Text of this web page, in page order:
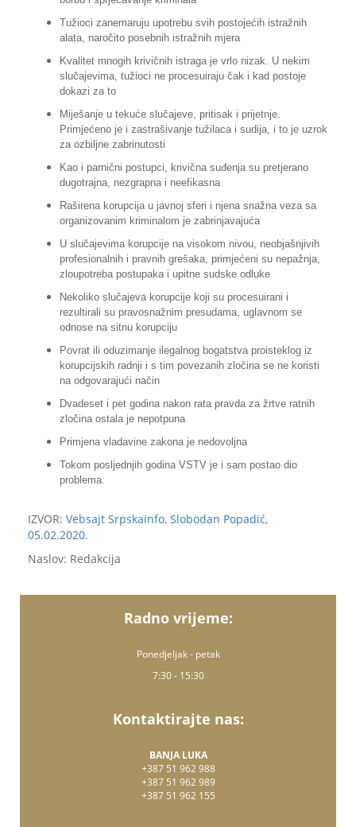
Tužioci zanemaruju upotrebu svih postojećih istražnih
alata, naročito posebnih istražnih mjera
Kvalitet mnogih krivičnih istraga je vrlo nizak. U nekim
slučajevima, tužioci ne procesuiraju čak i kad postoje
dokazi za to
Miješanje u tekuće slučajeve, pritisak i prijetnje.
Primjećeno je i zastrašivanje tužilaca i sudija, i to je uzrok
za ozbiljne zabrinutosti
Kao i parnični postupci, krivična suđenja su pretjerano
dugotrajna, nezgrapna i neefikasna
Raširena korupcija u javnoj sferi i njena snažna veza sa
organizovanim kriminalom je zabrinjavajuća
U slučajevima korupcije na visokom nivou, neobjašnjivih
profesionalnih i pravnih grešaka, primjećeni su nepažnja,
zloupotreba postupaka i upitne sudske odluke
Nekoliko slučajeva korupcije koji su procesuirani i
rezultirali su pravosnažnim presudama, uglavnom se
odnose na sitnu korupciju
Povrat ili oduzimanje ilegalnog bogatstva proisteklog iz
korupcijskih radnji i s tim povezanih zločina se ne koristi
na odgovarajući način
Dvadeset i pet godina nakon rata pravda za žrtve ratnih
zločina ostala je nepotpuna
Primjena vladavine zakona je nedovoljna
Tokom posljednjih godina VSTV je i sam postao dio
problema.
IZVOR: Vebsajt Srpskainfo, Slobodan Popadić,
05.02.2020.
Naslov: Redakcija
Radno vrijeme:
Ponedjeljak - petak
7:30 - 15:30
Kontaktirajte nas:
BANJA LUKA
+387 51 962 988
+387 51 962 989
+387 51 962 155